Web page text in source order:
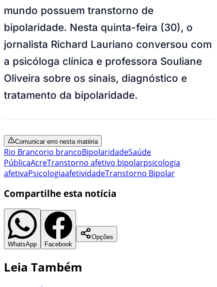
mundo possuem transtorno de
bipolaridade. Nesta quinta-feira (30), o
jornalista Richard Lauriano conversou com
a psicóloga clínica e professora Souliane
Oliveira sobre os sinais, diagnóstico e
tratamento da bipolaridade.
Comunicar erro nesta matéria
Rio Brancorio brancoBipolaridadeSaúde
PúblicaAcreTranstorno afetivo bipolarpsicologia
afetivaPsicologiaafetividadeTranstorno Bipolar
Compartilhe esta notícia
WhatsApp Facebook
Opções
Leia Também